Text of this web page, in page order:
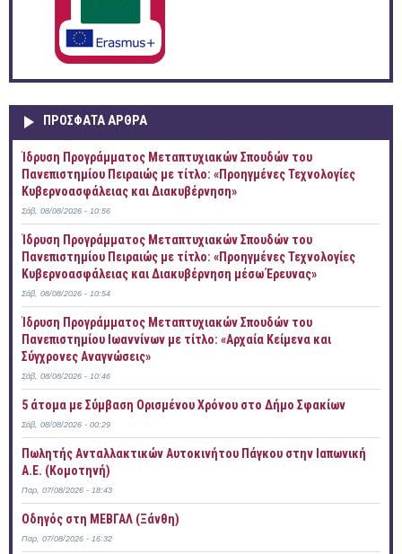
ΠΡOΣΦΑΤΑ AΡΘΡΑ
Ίδρυση Προγράμματος Μεταπτυχιακών Σπουδών του
Πανεπιστημίου Πειραιώς με τίτλο: «Προηγμένες Τεχνολογίες
Κυβερνοασφάλειας και Διακυβέρνηση»
Σάβ, 08/08/2026 - 10:56
Ίδρυση Προγράμματος Μεταπτυχιακών Σπουδών του
Πανεπιστημίου Πειραιώς με τίτλο: «Προηγμένες Τεχνολογίες
Κυβερνοασφάλειας και Διακυβέρνηση μέσω Έρευνας»
Σάβ, 08/08/2026 - 10:54
Ίδρυση Προγράμματος Μεταπτυχιακών Σπουδών του
Πανεπιστημίου Ιωαννίνων με τίτλο: «Αρχαία Κείμενα και
Σύγχρονες Αναγνώσεις»
Σάβ, 08/08/2026 - 10:46
5 άτομα με Σύμβαση Ορισμένου Χρόνου στο Δήμο Σφακίων
Σάβ, 08/08/2026 - 00:29
Πωλητής Ανταλλακτικών Αυτοκινήτου Πάγκου στην Ιαπωνική
Α.Ε. (Κομοτηνή)
Παρ, 07/08/2026 - 18:43
Οδηγός στη ΜΕΒΓΑΛ (Ξάνθη)
Παρ, 07/08/2026 - 16:32